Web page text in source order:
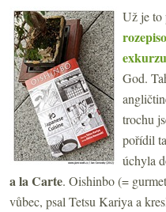
Už je to
God.
trochu
pořídil
úchyla
a la Carte. Oishinbo(=
vůbec, psal Tetsu Kariya a